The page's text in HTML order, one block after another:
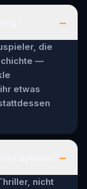
–
die
—
etwas
–
nicht